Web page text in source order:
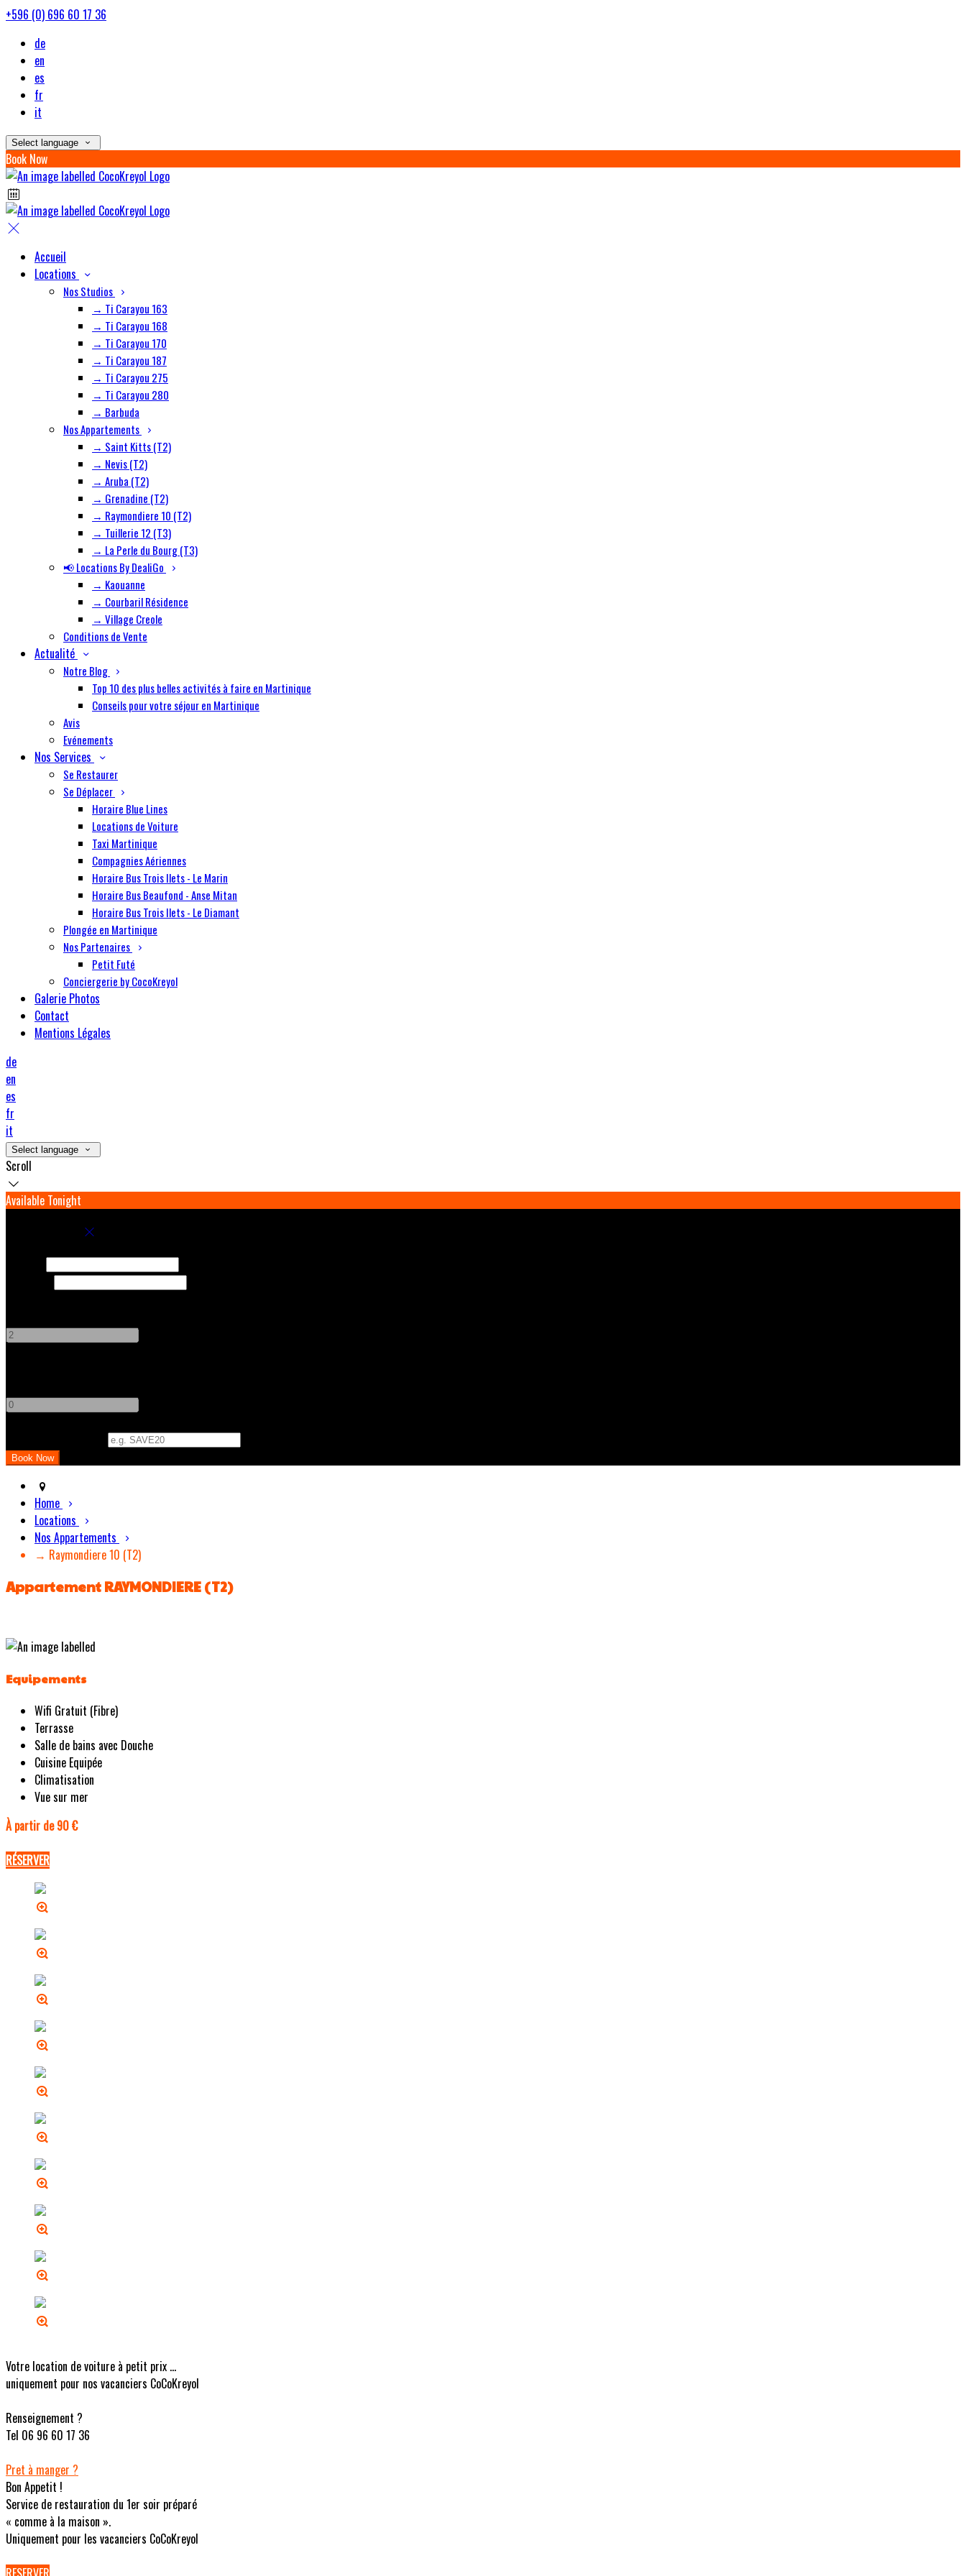
+596 (0) 696 60 17 36
de
en
es
fr
it
Select language
Book Now
Accueil
Locations
Nos Studios
→ Ti Carayou 163
→ Ti Carayou 168
→ Ti Carayou 170
→ Ti Carayou 187
→ Ti Carayou 275
→ Ti Carayou 280
→ Barbuda
Nos Appartements
→ Saint Kitts (T2)
→ Nevis (T2)
→ Aruba (T2)
→ Grenadine (T2)
→ Raymondiere 10 (T2)
→ Tuillerie 12 (T3)
→ La Perle du Bourg (T3)
📢 Locations By DealiGo
→ Kaouanne
→ Courbaril Résidence
→ Village Creole
Conditions de Vente
Actualité
Notre Blog
Top 10 des plus belles activités à faire en Martinique
Conseils pour votre séjour en Martinique
Avis
Evénements
Nos Services
Se Restaurer
Se Déplacer
Horaire Blue Lines
Locations de Voiture
Taxi Martinique
Compagnies Aériennes
Horaire Bus Trois Ilets - Le Marin
Horaire Bus Beaufond - Anse Mitan
Horaire Bus Trois Ilets - Le Diamant
Plongée en Martinique
Nos Partenaires
Petit Futé
Conciergerie by CocoKreyol
Galerie Photos
Contact
Mentions Légales
de
en
es
fr
it
Select language
Scroll
Available Tonight
Home
Locations
Nos Appartements
→ Raymondiere 10 (T2)
Appartement RAYMONDIERE (T2)
Equipements
Wifi Gratuit (Fibre)
Terrasse
Salle de bains avec Douche
Cuisine Equipée
Climatisation
Vue sur mer
À partir de 90 €
RÉSERVER
Votre location de voiture à petit prix ...
uniquement pour nos vacanciers CoCoKreyol
Renseignement ?
Tel 06 96 60 17 36
Pret à manger ?
Bon Appetit !
Service de restauration du 1er soir préparé
« comme à la maison ».
Uniquement pour les vacanciers CoCoKreyol